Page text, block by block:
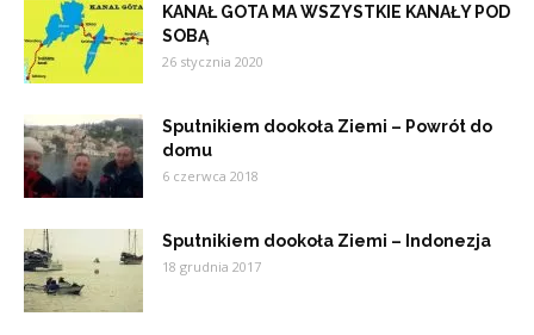
KANAŁ GOTA MA WSZYSTKIE KANAŁY POD
SOBĄ
26 stycznia 2020
Sputnikiem dookoła Ziemi – Powrót do
domu
6 czerwca 2018
Sputnikiem dookoła Ziemi – Indonezja
18 grudnia 2017